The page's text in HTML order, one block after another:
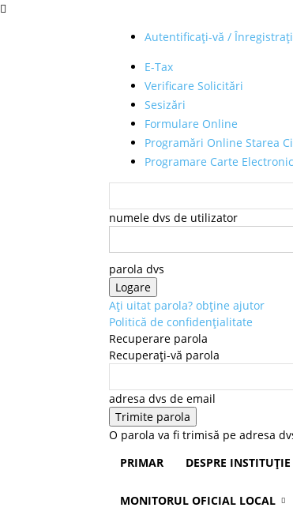
Autentificați-vă /
E-Tax
Verificare Solicitări
Sesizări
Formulare Online
Programări Online Starea
Programare Carte
numele dvs de utilizator
parola dvs
Ați uitat parola? obține ajutor
Politică de confidențialitate
Recuperare parola
Recuperați-vă parola
adresa dvs de email
O parola va fi trimisă pe adresa
PRIMAR
DESPRE INSTITUȚIE
MONITORUL OFICIAL LOCAL